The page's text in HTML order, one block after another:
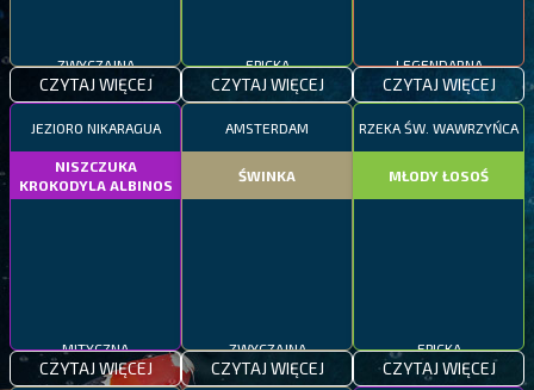
CZYTAJ WIĘCEJ CZYTAJ WIĘCEJ CZYTAJ WIĘCEJ
JEZIORO NIKARAGUA
NISZCZUKA
KROKODYLA ALBINOS
CZYTAJ WIĘCEJ
AMSTERDAM
ŚWINKA
CZYTAJ WIĘCEJ
RZEKA ŚW. WAWRZYŃCA
MŁODY ŁOSOŚ
CZYTAJ WIĘCEJ